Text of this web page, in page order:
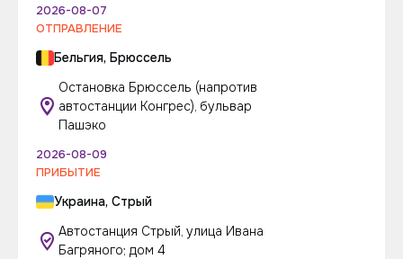
2026-08-07
ОТПРАВЛЕНИЕ
Бельгия, Брюссель
Остановка Брюссель (напротив
автостанции Конгрес), бульвар
Пашэко
2026-08-09
ПРИБЫТИЕ
Украина, Стрый
Автостанция Стрый, улица Ивана
Багряного; дом 4